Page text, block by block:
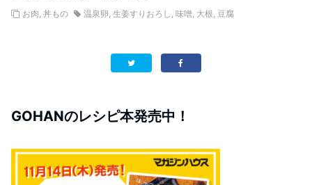
お肉, 丼もの 温泉卵, 生姜すりおろし , 味噌, 大根, 豆腐
GOHANのレシピ本発売中！